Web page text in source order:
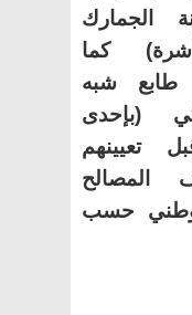
الجمارك
كما
طابع شبه
(بإحدى
تعيينهم
المصالح
حسب